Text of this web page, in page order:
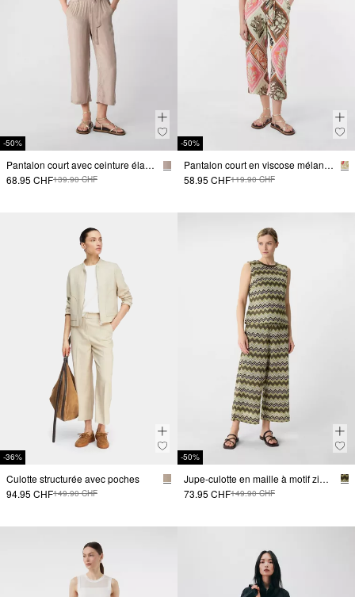
-50%
Pantalon court avec ceinture élastique
68.95 CHF139.90 CHF
-50%
Pantalon court en viscose mélangée, coupe décontractée, imprimé sur toute la surface.
58.95 CHF119.90 CHF
-36%
Culotte structurée avec poches
94.95 CHF149.90 CHF
-50%
Jupe-culotte en maille à motif zigzag
73.95 CHF149.90 CHF